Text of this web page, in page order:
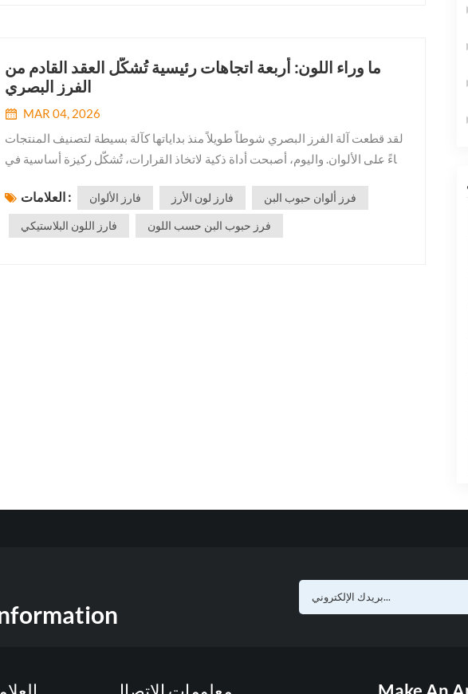
ما وراء اللون: أربعة اتجاهات رئيسية تُشكّل العقد القادم من
الفرز البصري
MAR 04, 2026
لقد قطعت آلة الفرز البصري شوطاً طويلاً منذ بداياتها كآلة بسيطة لتصنيف المنتجات
بناءً على الألوان. واليوم، أصبحت أداة ذكية لاتخاذ القرارات، تُشكّل ركيزة أساسية في
يقتصر تطور هذه الصناعة على مجرد التطور، بل إنها تشهد تحولا...
العلامات : فارز الألوان فارز لون الأرز فرز ألوان حبوب البن
فارز اللون البلاستيكي فرز حبوب البن حسب اللون